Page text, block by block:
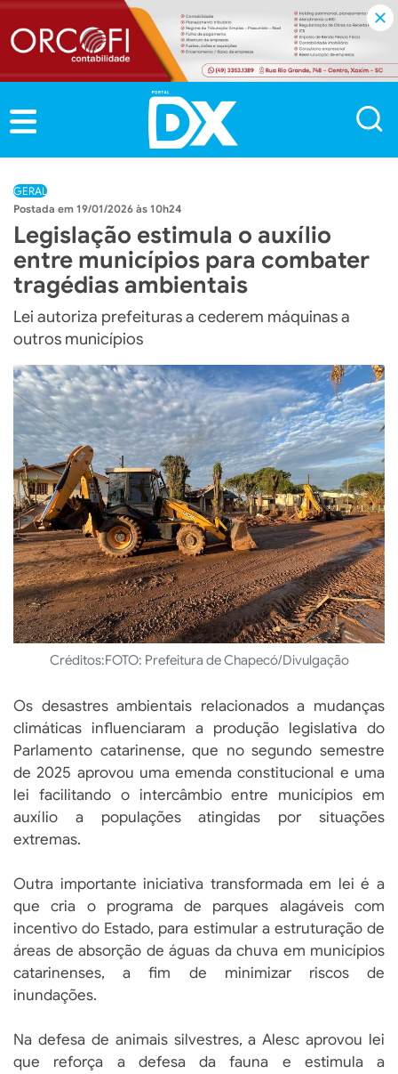
GERAL
19/01/2026 às 10h24
Legislação estimula o auxílio
entre municípios para combater
tragédias ambientais
Lei autoriza prefeituras a cederem máquinas a
outros municípios
Créditos:FOTO: Prefeitura de Chapecó/Divulgação
Os desastres ambientais relacionados a mudanças
climáticas influenciaram a produção legislativa do
Parlamento catarinense, que no segundo semestre
de 2025 aprovou uma emenda constitucional e uma
lei facilitando o intercâmbio entre municípios em
auxílio a populações atingidas por situações
extremas.
Outra importante iniciativa transformada em lei é a
que cria o programa de parques alagáveis com
incentivo do Estado, para estimular a estruturação de
áreas de absorção de águas da chuva em municípios
catarinenses, a fim de minimizar riscos de
inundações.
Na defesa de animais silvestres, a Alesc aprovou lei
que reforça a defesa da fauna e estimula a